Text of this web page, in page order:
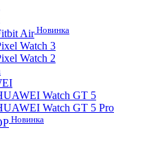
AirНовинка
Watch 3
Watch 2
Watch GT 5
Watch GT 5 Pro
Новинка